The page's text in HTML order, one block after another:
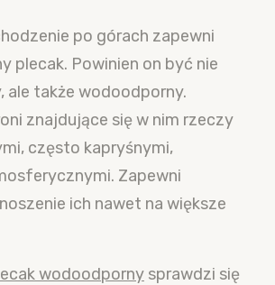
po górach zapewni
plecak. Powinien on być nie
ale także wodoodporny.
znajdujące się w nim rzeczy
często kapryśnymi,
Zapewni
ich nawet na większe
wodoodporny sprawdzi się